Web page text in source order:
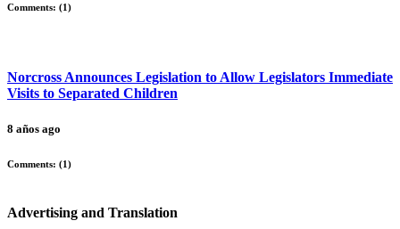
Comments: (1 )
Norcross Announces Legislation to Allow Legislators Immediate
Visits to Separated Children
8 años ago
Comments: (1)
Advertising and Translation